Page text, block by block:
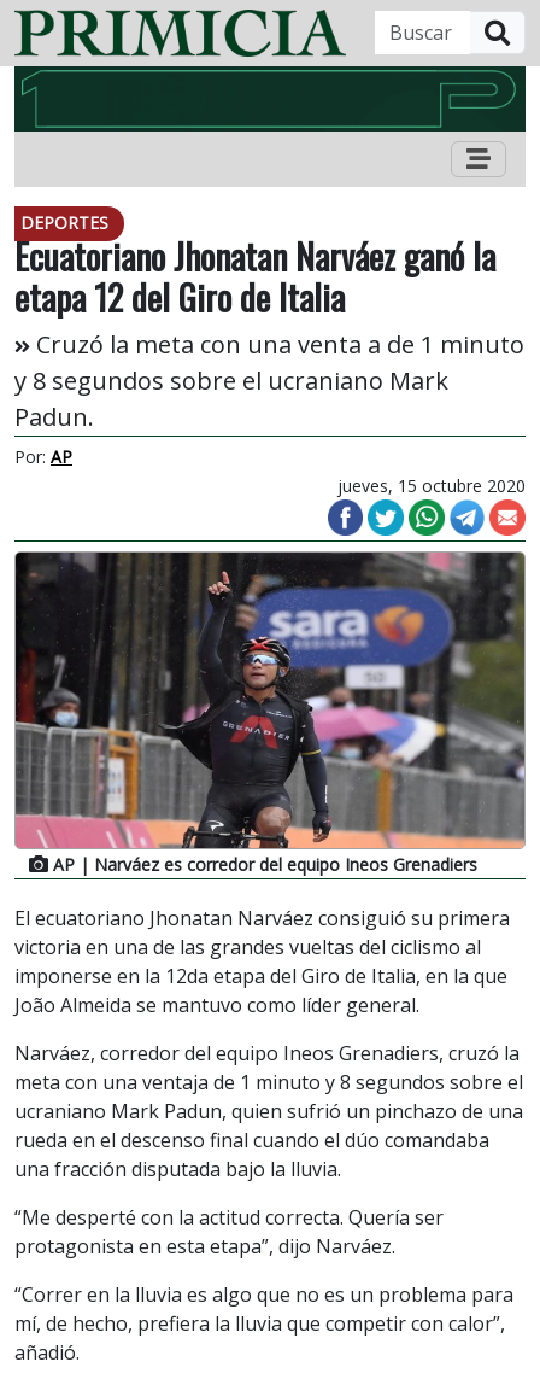
DEPORTES
Ecuatoriano Jhonatan Narváez ganó la
etapa 12 del Giro de Italia
Cruzó la meta con una venta a de 1 minuto
y 8 segundos sobre el ucraniano Mark
Padun.
Por: AP
jueves, 15 octubre 2020
AP | Narváez es corredor del equipo Ineos Grenadiers
El ecuatoriano Jhonatan Narváez consiguió su primera
victoria en una de las grandes vueltas del ciclismo al
imponerse en la 12da etapa del Giro de Italia, en la que
João Almeida se mantuvo como líder general.
Narváez, corredor del equipo Ineos Grenadiers, cruzó la
meta con una ventaja de 1 minuto y 8 segundos sobre el
ucraniano Mark Padun, quien sufrió un pinchazo de una
rueda en el descenso final cuando el dúo comandaba
una fracción disputada bajo la lluvia.
“Me desperté con la actitud correcta. Quería ser
protagonista en esta etapa”, dijo Narváez.
“Correr en la lluvia es algo que no es un problema para
mí, de hecho, prefiera la lluvia que competir con calor”,
añadió.